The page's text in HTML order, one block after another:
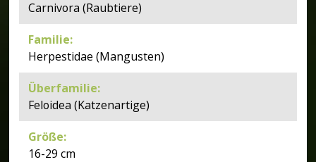
Carnivora (Raubtiere)
Familie:
Herpestidae (Mangusten)
Überfamilie:
Feloidea (Katzenartige)
Größe:
16-29 cm